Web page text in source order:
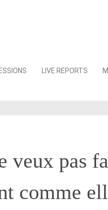
LIVE REPORTS
veux pas
comme